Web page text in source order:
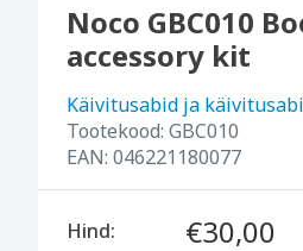
Noco GBC010
accessory kit
Käivitusabid ja
Tootekood: GBC010
EAN: 046221180077
Hind: €30,00